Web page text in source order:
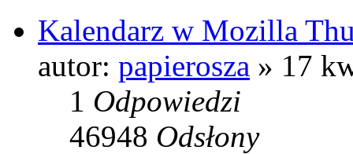
Kalendarz w Mozilla
autor: papierosza » 17
1 Odpowiedzi
46948 Odsłony